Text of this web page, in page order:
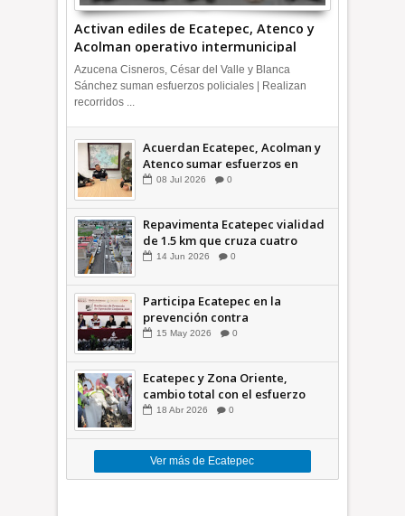
Activan ediles de Ecatepec, Atenco y
Acolman operativo intermunicipal
Azucena Cisneros, César del Valle y Blanca
Sánchez suman esfuerzos policiales | Realizan
recorridos ...
Acuerdan Ecatepec, Acolman y
Atenco sumar esfuerzos en
seguridad
08 Jul 2026 0
Repavimenta Ecatepec vialidad
de 1.5 km que cruza cuatro
comunidades +Video
14 Jun 2026 0
Participa Ecatepec en la
prevención contra
inundaciones en el Valle de
15 May 2026 0
Ecatepec y Zona Oriente,
cambio total con el esfuerzo
conjunto: Azucena; retiran 21
18 Abr 2026 0
Ver más de Ecatepec